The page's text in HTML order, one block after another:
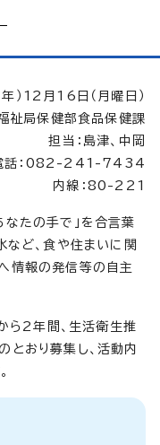
）12月16日（月曜日）
祉局保健部食品保健課
担当：島津、中岡
話：082-241-7434
内線：80-221
なたの手で」を合言葉
など、食や住まいに関
情報の発信等の自主
ら2年間、生活衛生推
とおり募集し、活動内